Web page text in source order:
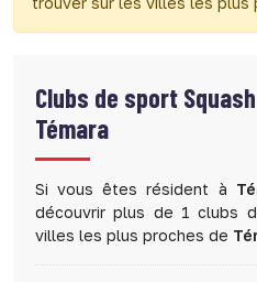
Clubs de sport
Témara
Si vous êtes résident à
découvrir plus de 1 clubs
villes les plus proches de